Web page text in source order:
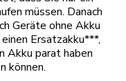
müssen. Danach
Geräte ohne Akku
Ersatzakku***,
Akku parat haben
können.